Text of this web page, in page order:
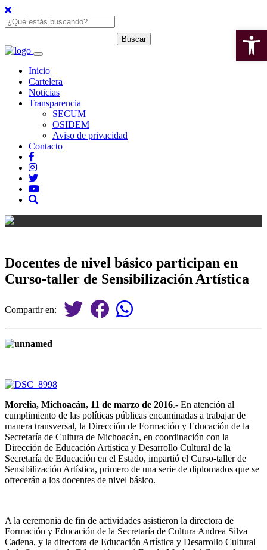
Inicio
Cartelera
Noticias
Transparencia
SECUM
OSIDEM
Aviso de privacidad
Contacto
Docentes de nivel básico participan en
Curso-taller de Sensibilización Artística
Compartir en:
Morelia, Michoacán, 11 de marzo de 2016.- En atención al
cumplimiento de las políticas públicas encaminadas a trabajar de
manera transversal, la Dirección de Formación y Educación de la
Secretaría de Cultura de Michoacán, en coordinación con la
Dirección de Educación Artística y Desarrollo Cultural de la
Secretaría de Educación en el Estado, impartió el Curso-taller de
Sensibilización Artística, primero de una serie de diplomados que se
ofrecerán a los docentes de nivel básico.
A la ceremonia de fin de actividades asistieron la directora de
Formación y Educación de la Secretaría de Cultura Andrea Silva
Cadena, y la directora de Educación Artística y Desarrollo Cultural